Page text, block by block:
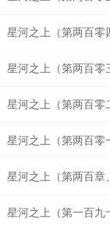
星河之上（第两百零
星河之上（第两百零
星河之上（第两百零
星河之上（第两百零
星河之上（第两百章
星河之上（第一百九